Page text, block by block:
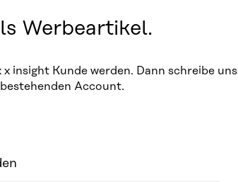
Werbeartikel.
insight Kunde werden. Dann schreibe uns
Account.